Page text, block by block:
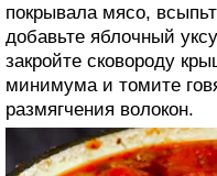
покрывала мясо,
добавьте яблочный
закройте сковороду
минимума и томите
размягчения волокон.